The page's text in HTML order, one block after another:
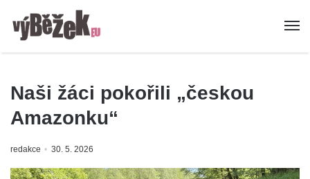
Naši žáci pokořili „českou
Amazonku“
redakce 30. 5. 2026